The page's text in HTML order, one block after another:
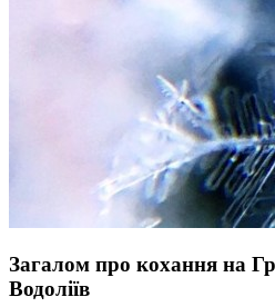
Загалом про кохання на
Водоліїв